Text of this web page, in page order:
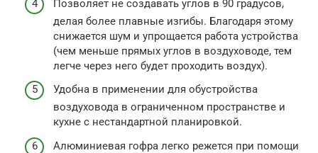
Позволяет не создавать углов в 90 градусов,
делая более плавные изгибы. Благодаря этому
снижается шум и упрощается работа устройства
(чем меньше прямых углов в воздуховоде, тем
легче через него будет проходить воздух).
Удобна в применении для обустройства
воздуховода в ограниченном пространстве и
кухне с нестандартной планировкой.
Алюминиевая гофра легко режется при помощи